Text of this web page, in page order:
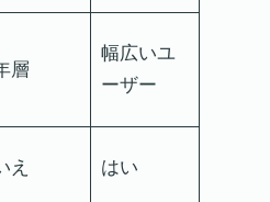
層
幅広いユ
ーザー
え はい